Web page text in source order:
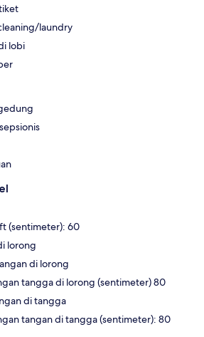
laundry
lobi
(sentimeter): 60
lorong
di lorong
tangga di lorong (sentimeter) 80
di tangga
tangan di tangga (sentimeter): 80